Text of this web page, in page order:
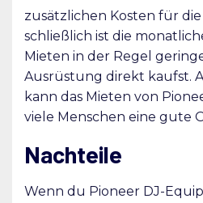
zusätzlichen Kosten für
schließlich ist die
Mieten in der Regel
Ausrüstung direkt kaufst.
kann das Mieten von
viele Menschen eine gute
Nachteile
Wenn du Pioneer DJ-